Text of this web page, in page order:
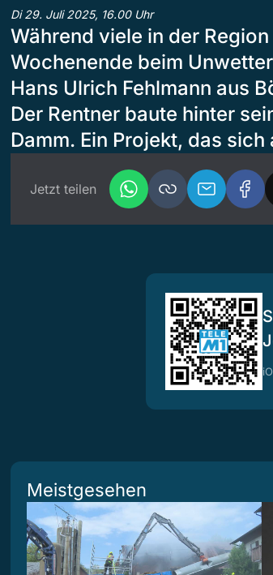
Di 29. Juli 2025, 16.00 Uhr
Während viele in der
Wochenende beim
Hans Ulrich Fehlmann aus
Der Rentner baute hinter
Damm. Ein Projekt, das sich
Jetzt teilen
Meistgesehen